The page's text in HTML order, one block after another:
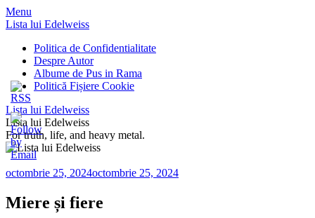
Menu
Lista lui Edelweiss
Politica de Confidentialitate
Despre Autor
Albume de Pus in Rama
Politică Fișiere Cookie
Lista lui Edelweiss
Lista lui Edelweiss
For truth, life, and heavy metal.
octombrie 25, 2024octombrie 25, 2024
Miere și fiere